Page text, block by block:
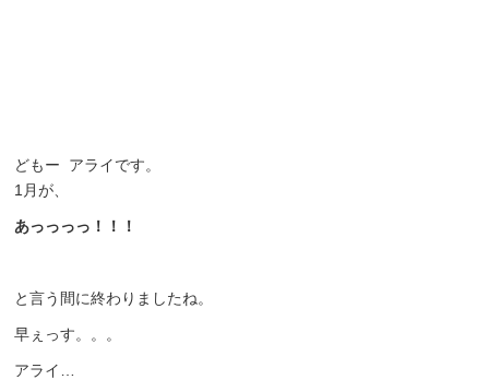
どもー アライです。
1月が、
あっっっっ！！！
と言う間に終わりましたね。
早ぇっす。。。
アライ…